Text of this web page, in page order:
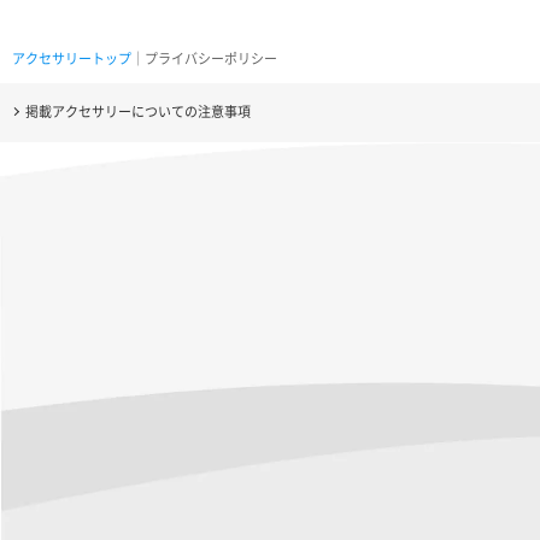
アクセサリートップ ｜プライバシーポリシー
掲載アクセサリーについての注意事項